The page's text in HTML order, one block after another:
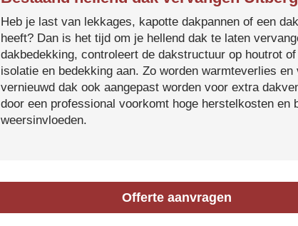
Heb je last van lekkages, kapotte dakpannen of een
heeft? Dan is het tijd om je hellend dak te laten
dakbedekking, controleert de dakstructuur op houtrot
isolatie en bedekking aan. Zo worden warmteverlies
vernieuwd dak ook aangepast worden voor extra
door een professional voorkomt hoge herstelkosten en
weersinvloeden.
Offerte aanvragen